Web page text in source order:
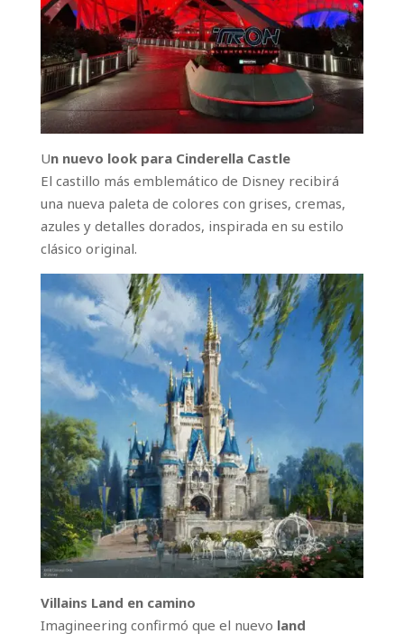
Un nuevo look para Cinderella Castle
El castillo más emblemático de Disney recibirá
una nueva paleta de colores con grises, cremas,
azules y detalles dorados, inspirada en su estilo
clásico original.
Villains Land en camino
Imagineering confirmó que el nuevo land